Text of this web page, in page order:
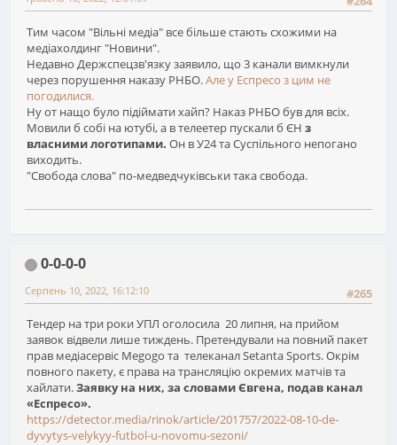
Тим часом "Вільні медіа" все більше стають схожими на
медіахолдинг "Новини".
Недавно Держспецзв'язку заявило, що 3 канали вимкнули
через порушення наказу РНБО.Але у Еспресо з цим не
погодилися.
Ну от нащо було підіймати хайп? Наказ РНБО був для всіх.
Мовили б собі на ютубі, а в телеетер пускали б ЄН з
власними логотипами. Он в У24 та Суспільного непогано
виходить.
"Свобода слова" по-медведчуківськи така свобода.
0-0-0-0
#265
Серпень 10, 2022, 16:12:10
Тендер на три роки УПЛ оголосила 20 липня, на прийом
заявок відвели лише тиждень. Претендували на повний пакет
прав медіасервіс Megogo та телеканал Setanta Sports. Окрім
повного пакету, є права на трансляцію окремих матчів та
хайлати.Заявку на них, за словами Євгена, подав канал
«Еспресо».
https://detector.media/rinok/article/201757/2022-08-10-de-
dyvytys-velykyy-futbol-u-novomu-sezoni/